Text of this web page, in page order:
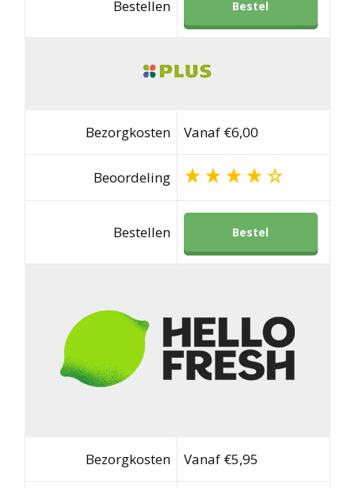
Bestellen Bestel
Bezorgkosten Vanaf €6,00
Beoordeling
Bestellen Bestel
Bezorgkosten Vanaf €5,95